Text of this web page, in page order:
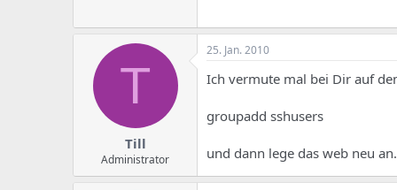
T
Till
Administrator
25. Jan. 2010
Ich vermute mal bei Dir auf
groupadd sshusers
und dann lege das web neu an.